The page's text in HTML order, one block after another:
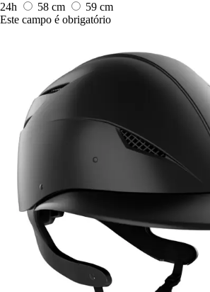
24h
58 cm
59 cm
Este campo é obrigatório